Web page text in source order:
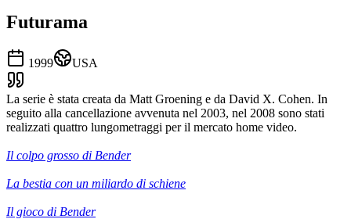
Futurama
1999 USA
La serie è stata creata da Matt Groening e da David X. Cohen. In
seguito alla cancellazione avvenuta nel 2003, nel 2008 sono stati
realizzati quattro lungometraggi per il mercato home video.
Il colpo grosso di Bender
La bestia con un miliardo di schiene
Il gioco di Bender